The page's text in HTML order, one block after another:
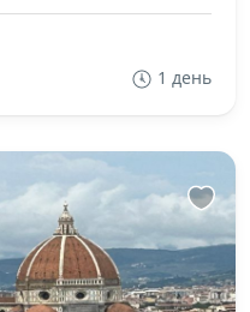
1 день